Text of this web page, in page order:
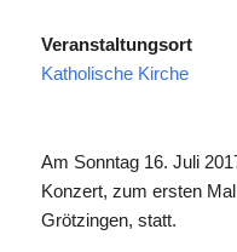
Veranstaltungsort
Katholische Kirche
Am Sonntag 16. Juli
Konzert, zum ersten
Grötzingen, statt.